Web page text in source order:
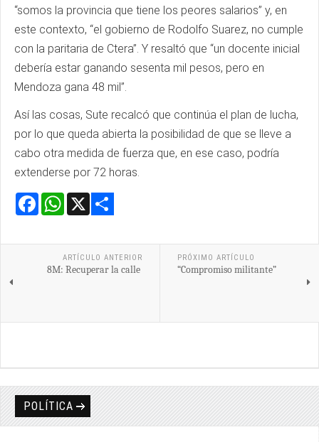
“somos la provincia que tiene los peores salarios” y, en
este contexto, “el gobierno de Rodolfo Suarez, no cumple
con la paritaria de Ctera”. Y resaltó que “un docente inicial
debería estar ganando sesenta mil pesos, pero en
Mendoza gana 48 mil”.
Así las cosas, Sute recalcó que continúa el plan de lucha,
por lo que queda abierta la posibilidad de que se lleve a
cabo otra medida de fuerza que, en ese caso, podría
extenderse por 72 horas.
Facebook
WhatsApp
ARTÍCULO ANTERIOR
8M: Recuperar la calle
PRÓXIMO ARTÍCULO
“Compromiso militante”
POLÍTICA